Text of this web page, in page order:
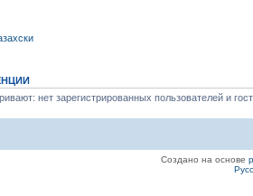
нет зарегистрированных пользователей и
Создано на основе